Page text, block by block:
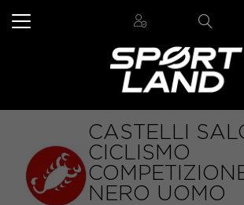
CASTELLI
CICLISMO
NERO UOMO